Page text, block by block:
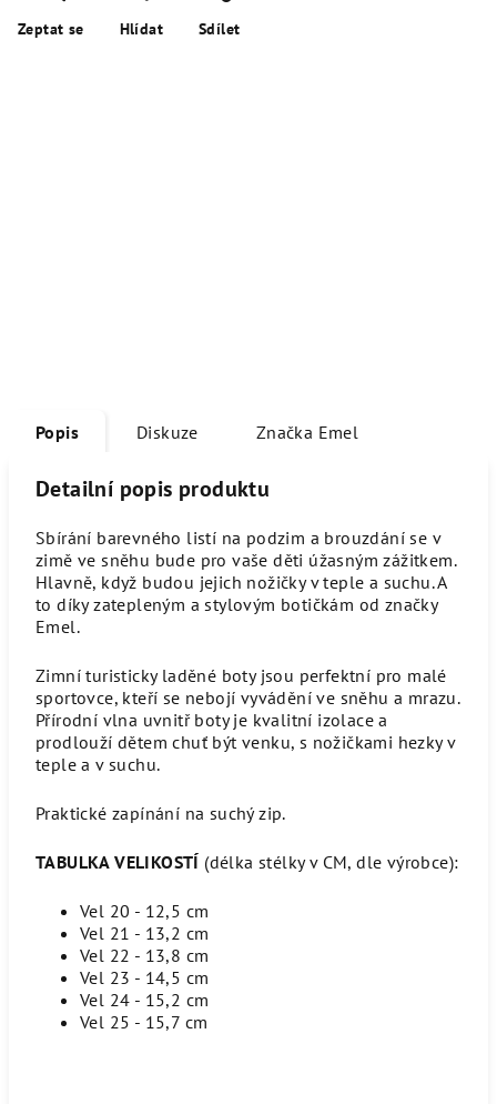
Zeptat se Hlídat Sdílet
Popis Diskuze Značka Emel
Detailní popis produktu
Sbírání barevného listí na podzim a brouzdání se v
zimě ve sněhu bude pro vaše děti úžasným zážitkem.
Hlavně, když budou jejich nožičky v teple a suchu. A
to díky zatepleným a stylovým botičkám od značky
Emel.
Zimní turisticky laděné boty jsou perfektní pro malé
sportovce, kteří se nebojí vyvádění ve sněhu a mrazu.
Přírodní vlna uvnitř boty je kvalitní izolace a
prodlouží dětem chuť být venku, s nožičkami hezky v
teple a v suchu.
Praktické zapínání na suchý zip.
TABULKA VELIKOSTÍ (délka stélky v CM, dle výrobce):
Vel 20 - 12,5 cm
Vel 21 - 13,2 cm
Vel 22 - 13,8 cm
Vel 23 - 14,5 cm
Vel 24 - 15,2 cm
Vel 25 - 15,7 cm